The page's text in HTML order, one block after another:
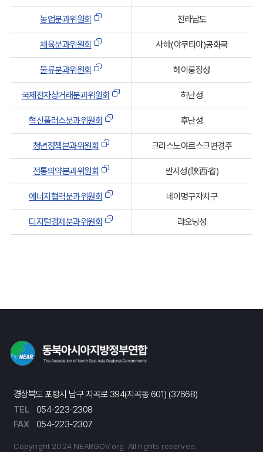
11. 삭제<2017. 9. 26.>
13. 농업분과위원회 <신설 2011. 7. 19.>
14. 체육분과위원회 <신설 2013. 9. 11.>
15. 물류분과위원회 <신설 2017. 9. 26.>
16. 국제인재교류분과위원회 <신설 2017. 9. 26.>
17. 국제전자상거래분과위원회 <신설 2017. 9. 26.>
18. 혁신플러스분과위원회 <신설 2018. 10. 29.>
19. 청년정책분과위원회 <신설 2018. 10. 29.>
20. 전통의약분과위원회 <신설 2018. 10. 29.>
21. 에너지협력분과위원회 <신설 2023.10.25>
22. 디지털경제분과위원회 <신설2023.10.25>
제3조(기능)
각 분과위원회는 각 분과위원회의 담당분야에 관심을 가지는
제5조(운영)
① 각 분과위원회에 호선에 의해 분과위원회의 연락, 조정,
운영을 담당하는 자치단체(이하「코디네이트 자치단체」라고
농업분과위원회 전라남도
체육분과위원회 사하(야쿠티야)공화국
물류분과위원회 헤이룽장성
국제전자상거래분과위원회 허난성
혁신플러스분과위원회 후난성
청년정책분과위원회 크라스노야르스크변경주
전통의약분과위원회 싼시성(陝西省)
에너지협력분과위원회 네이멍구자치구
디지털경제분과위원회 랴오닝성
경상북도 포항시 남구 지곡로 394(지곡동 601) (37668)
TEL
054-223-2308
FAX
054-223-2307
Copyright 2024 NEARGOV.org. All rights reserved.